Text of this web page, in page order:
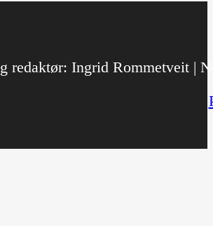
redaktør: Ingrid Rommetveit |